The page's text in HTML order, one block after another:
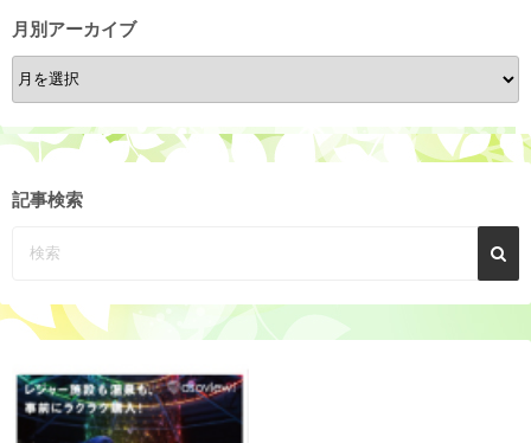
月別アーカイブ
月
別
ア
カ
記事検索